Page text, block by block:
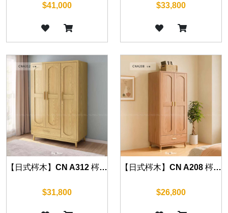
$41,000 $33,800
【日式梣木】CN A312 梣木三門衣櫃 120cm
$31,800
【日式梣木】CN A208 梣木兩門衣櫃 85cm
$26,800